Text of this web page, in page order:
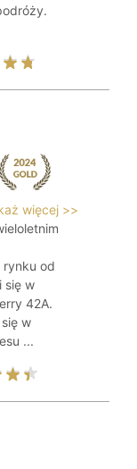
więcej >>
rynku od
się w
42A.
w
...